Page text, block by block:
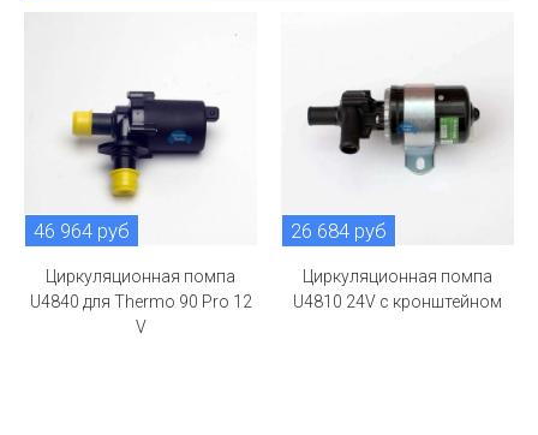
46 964 руб
Циркуляционная помпа
U4840 для Thermo 90 Pro 12
V
26 684 руб
Циркуляционная помпа
U4810 24V c кронштейном